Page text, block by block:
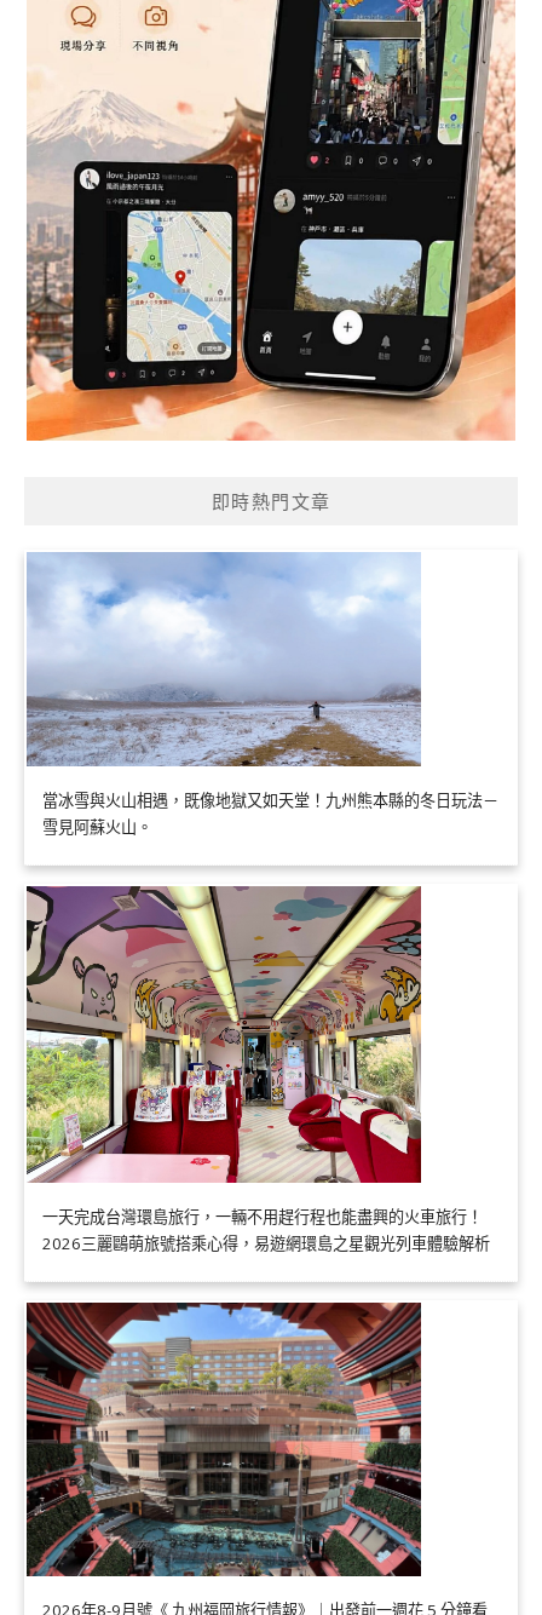
即時熱門文章
當冰雪與火山相遇，既像地獄又如天堂！九州熊本縣的冬日玩法－
雪見阿蘇火山。
一天完成台灣環島旅行，一輛不用趕行程也能盡興的火車旅行！
2026三麗鷗萌旅號搭乘心得，易遊網環島之星觀光列車體驗解析
2026年8-9月號《 九州福岡旅行情報》｜出發前一週花 5 分鐘看